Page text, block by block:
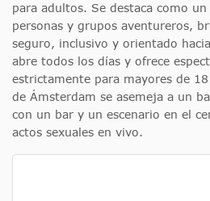
para adultos. Se destaca como
personas y grupos aventureros,
seguro, inclusivo y orientado
abre todos los días y ofrece
estrictamente para mayores de
de Ámsterdam se asemeja a un
con un bar y un escenario en el
actos sexuales en vivo.